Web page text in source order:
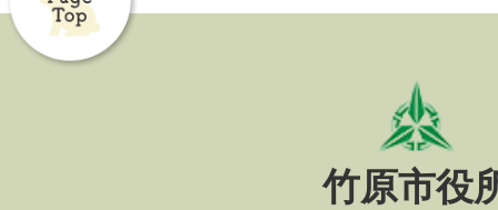
竹原市役